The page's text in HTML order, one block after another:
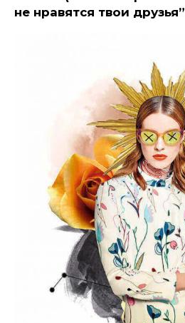
не нравятся твои друзья”